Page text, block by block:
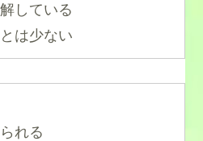
している
は少ない
れる